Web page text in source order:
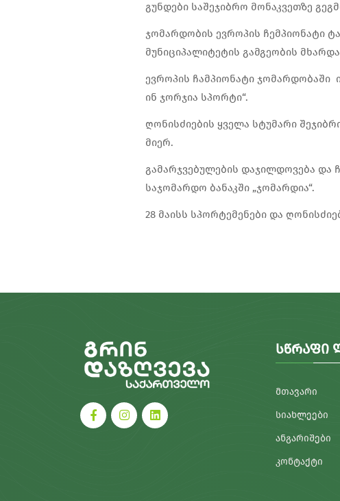
გუნდები საშეჯიბრო მონაკვეთზე
ჯომარდობის ევროპის ჩემპიონატი
მუნიციპალიტეტის გამგეობის
ევროპის ჩამპიონატი ჯომარდობაში
ინ ჯორჯია სპორტი“.
ღონისძიების ყველა სტუმარი
მიერ.
გამარჯვებულების დაჯილდოვება და
საჯომარდო ბანაკში „ჯომარდია“.
28 მაისს სპორტემენები და
ᲡᲬᲠᲐᲤᲘ
ᲛᲗᲐᲕᲐᲠᲘ
ᲡᲘᲐᲮᲚᲔᲔᲑᲘ
ᲐᲜᲒᲐᲠᲘᲨᲔᲑᲘ
ᲙᲝᲜᲢᲐᲥᲢᲘ